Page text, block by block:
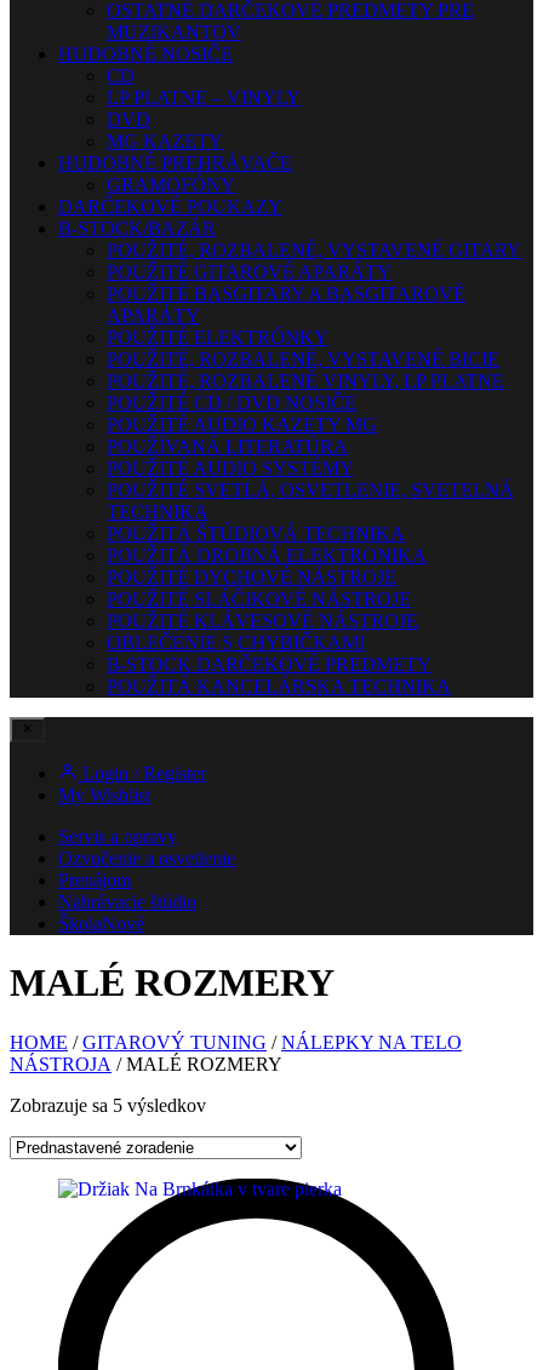
OSTATNÉ DARČEKOVÉ PREDMETY PRE
MUZIKANTOV
HUDOBNÉ NOSIČE
CD
LP PLATNE – VINYLY
DVD
MG KAZETY
HUDOBNÉ PREHRÁVAČE
GRAMOFÓNY
DARČEKOVÉ POUKAZY
B-STOCK/BAZÁR
POUŽITÉ, ROZBALENÉ, VYSTAVENÉ GITARY
POUŽITÉ GITAROVÉ APARÁTY
POUŽITÉ BASGITARY A BASGITAROVÉ
APARÁTY
POUŽITÉ ELEKTRÓNKY
POUŽITÉ, ROZBALENÉ, VYSTAVENÉ BICIE
POUŽITÉ, ROZBALENÉ VINYLY, LP PLATNE
POUŽITÉ CD / DVD NOSIČE
POUŽITÉ AUDIO KAZETY MG
POUŽÍVANÁ LITERATÚRA
POUŽITÉ AUDIO SYSTÉMY
POUŽITÉ SVETLÁ, OSVETLENIE, SVETELNÁ
TECHNIKA
POUŽITÁ ŠTÚDIOVÁ TECHNIKA
POUŽITÁ DROBNÁ ELEKTRONIKA
POUŽITÉ DYCHOVÉ NÁSTROJE
POUŽITÉ SLÁČIKOVÉ NÁSTROJE
POUŽITÉ KLÁVESOVÉ NÁSTROJE
OBLEČENIE S CHYBIČKAMI
B-STOCK DARČEKOVÉ PREDMETY
POUŽITÁ KANCELÁRSKA TECHNIKA
Login / Register
My Wishlist
Servis a opravy
Ozvučenie a osvetlenie
Prenájom
Nahrávacie štúdio
ŠkolaNové
MALÉ ROZMERY
HOME /GITAROVÝ TUNING /NÁLEPKY NA TELO
NÁSTROJA / MALÉ ROZMERY
Zobrazuje sa 5 výsledkov